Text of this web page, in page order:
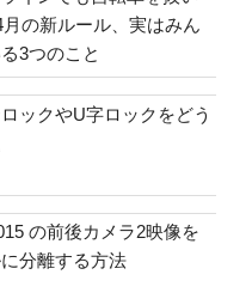
の新ルール、実はみん
3つのこと
ックやU字ロックをどう
の前後カメラ2映像を
分離する方法